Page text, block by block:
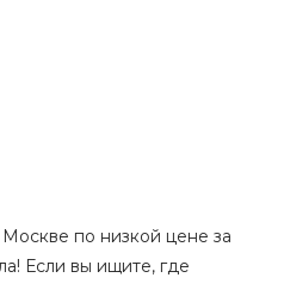
по низкой цене за
Если вы ищите, где